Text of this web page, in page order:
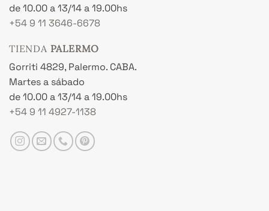
de 10.00 a 13/14 a 19.00hs
+54 9 11 3646-6678
TIENDA PALERMO
Gorriti 4829, Palermo. CABA.
Martes a sábado
de 10.00 a 13/14 a 19.00hs
+54 9 11 4927-1138